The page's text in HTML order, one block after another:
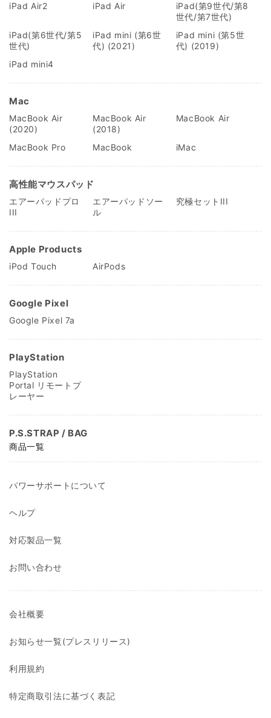
iPad Air2
iPad Air
iPad(第9世代/第8
世代/第7世代)
iPad(第6世代/第5
世代)
iPad mini (第6世
代) (2021)
iPad mini (第5世
代) (2019)
iPad mini4
Mac
MacBook Air
(2020)
MacBook Air
(2018)
MacBook Air
MacBook Pro MacBook iMac
高性能マウスパッド
エアーパッドプロ
III
エアーパッドソー
ル
究極セットIII
Apple Products
iPod Touch AirPods
Google Pixel
Google Pixel 7a
PlayStation
PlayStation
Portal リモートプ
レーヤー
P.S.STRAP / BAG
商品一覧
パワーサポートについて
ヘルプ
対応製品一覧
お問い合わせ
会社概要
お知らせ一覧(プレスリリース)
利用規約
特定商取引法に基づく表記